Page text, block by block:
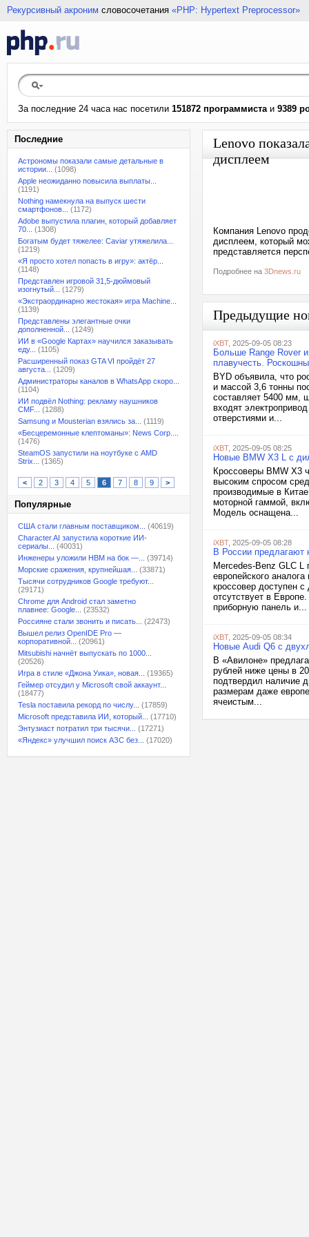
Рекурсивный акроним словосочетания «PHP: Hypertext Preprocessor»
За последние 24 часа нас посетили 151872 программистаи 9389
Последние
Астрономы показали самые детальные в
истории...
(1098)
Apple неожиданно повысила выплаты...
(1191)
Nothing намекнула на выпуск шести
смартфонов...
(1172)
Adobe выпустила плагин, который добавляет
70...
(1308)
Богатым будет тяжелее: Caviar утяжелила...
(1219)
«Я просто хотел попасть в игру»: актёр...
(1148)
Представлен игровой 31,5-дюймовый
изогнутый...
(1279)
«Экстраординарно жестокая» игра Machine...
(1139)
Представлены элегантные очки
дополненной...
(1249)
ИИ в «Google Картах» научился заказывать
еду...
(1105)
Расширенный показ GTA VI пройдёт 27
августа...
(1209)
Администраторы каналов в WhatsApp скоро...
(1104)
ИИ подвёл Nothing: рекламу наушников
CMF...
(1288)
Samsung и Mousterian взялись за...
(1119)
«Бесцеремонные клептоманы»: News Corp....
(1476)
SteamOS запустили на ноутбуке с AMD
Strix...
(1365)
< 2 3 4 5 6 7 8 9 >
Популярные
США стали главным поставщиком...
(40619)
Character.AI запустила короткие ИИ-
сериалы...
(40031)
Инженеры уложили HBM на бок —...
(39714)
Морские сражения, крупнейшая...
(33871)
Тысячи сотрудников Google требуют...
(29171)
Chrome для Android стал заметно
плавнее: Google...
(23532)
Россияне стали звонить и писать...
(22473)
Вышел релиз OpenIDE Pro —
корпоративной...
(20961)
Mitsubishi начнёт выпускать по 1000...
(20526)
Игра в стиле «Джона Уика», новая...
(19365)
Геймер отсудил у Microsoft свой аккаунт...
(18477)
Tesla поставила рекорд по числу...
(17859)
Microsoft представила ИИ, который...
(17710)
Энтузиаст потратил три тысячи...
(17271)
«Яндекс» улучшил поиск АЗС без...
(17020)
Lenovo
дисплеем
Компания Lenovo
дисплеем, который
представляется
Подробнее на 3Dnews.ru
Предыдущие
iXBT, 2025-09-05 08:23
Больше Range Rover
плавучесть.
BYD объявила, что
и массой 3,6 тонны
составляет 5400
входят
отверстиями и...
iXBT, 2025-09-05 08:25
Новые BMW X3 L с
Кроссоверы BMW X3
высоким спросом
производимые в
моторной гаммой,
Модель оснащена...
iXBT, 2025-09-05 08:28
В России предлагают
Mercedes-Benz GLC
европейского
кроссовер доступен
отсутствует в
приборную панель и...
iXBT, 2025-09-05 08:34
Новые Audi Q6 с
В «Авилоне»
рублей ниже цены в
подтвердил наличие
размерам даже
ячеистым...